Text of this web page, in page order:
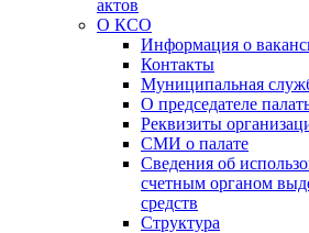
актов
О КСО
Информация о
Контакты
Муниципальная
О председателе
Реквизиты
СМИ о палате
Сведения об
счетным органом
средств
Структура